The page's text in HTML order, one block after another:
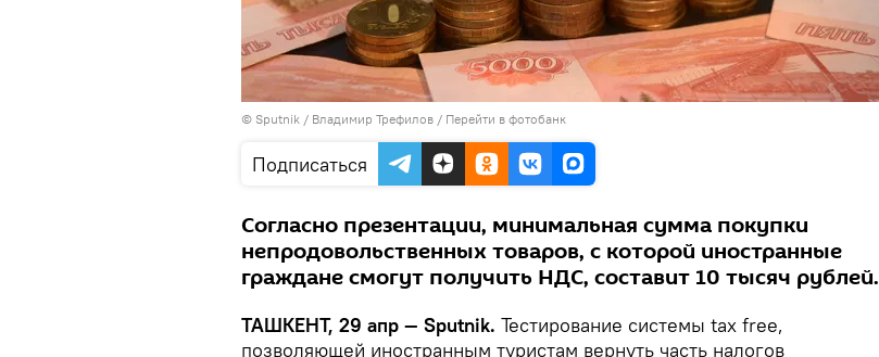
© Sputnik / Владимир Трефилов / Перейти в фотобанк
Подписаться
Согласно презентации, минимальная сумма покупки
непродовольственных товаров, с которой иностранные
граждане смогут получить НДС, составит 10 тысяч рублей.
ТАШКЕНТ, 29 апр — Sputnik. Тестирование системы tax free,
позволяющей иностранным туристам вернуть часть налогов